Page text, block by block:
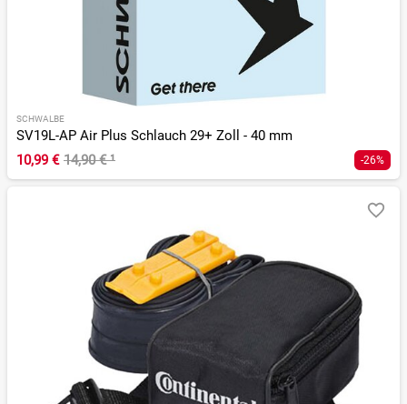
SCHWALBE
SV19L-AP Air Plus Schlauch 29+ Zoll - 40 mm
10,99 € 14,90 €¹ -26%